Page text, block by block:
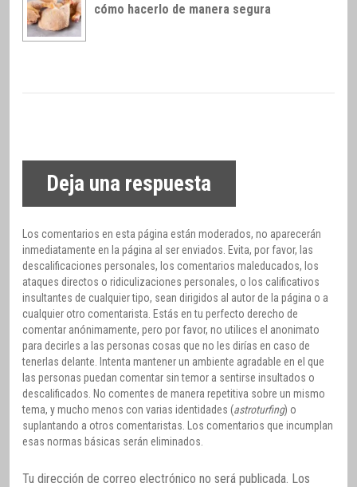
cómo hacerlo de manera segura
Deja una respuesta
Los comentarios en esta página están moderados, no aparecerán
inmediatamente en la página al ser enviados. Evita, por favor, las
descalificaciones personales, los comentarios maleducados, los
ataques directos o ridiculizaciones personales, o los calificativos
insultantes de cualquier tipo, sean dirigidos al autor de la página o a
cualquier otro comentarista. Estás en tu perfecto derecho de
comentar anónimamente, pero por favor, no utilices el anonimato
para decirles a las personas cosas que no les dirías en caso de
tenerlas delante. Intenta mantener un ambiente agradable en el que
las personas puedan comentar sin temor a sentirse insultados o
descalificados. No comentes de manera repetitiva sobre un mismo
tema, y mucho menos con varias identidades (astroturfing) o
suplantando a otros comentaristas. Los comentarios que incumplan
esas normas básicas serán eliminados.
Tu dirección de correo electrónico no será publicada. Los